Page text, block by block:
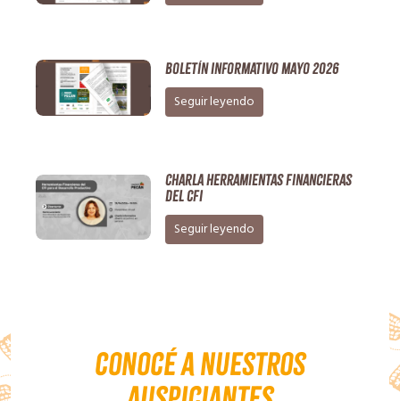
Boletín Informativo Mayo 2026
Seguir leyendo
Charla Herramientas Financieras
del CFI
Seguir leyendo
Conocé a nuestros